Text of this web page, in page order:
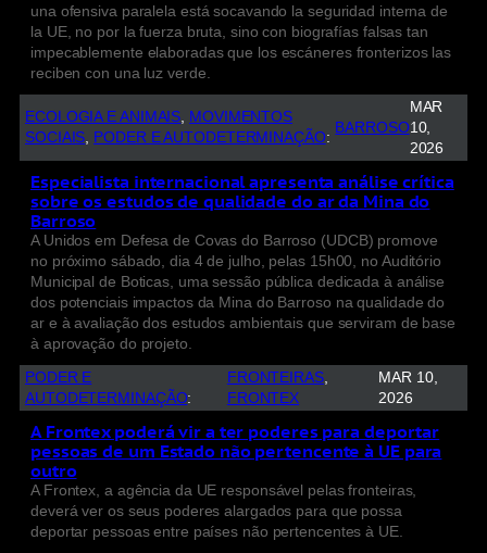
una ofensiva paralela está socavando la seguridad interna de
la UE, no por la fuerza bruta, sino con biografías falsas tan
impecablemente elaboradas que los escáneres fronterizos las
reciben con una luz verde.
ECOLOGIA E ANIMAIS, MOVIMENTOS
SOCIAIS, PODER E AUTODETERMINAÇÃO:
BARROSO
MAR
10,
2026
Especialista internacional apresenta análise crítica
sobre os estudos de qualidade do ar da Mina do
Barroso
A Unidos em Defesa de Covas do Barroso (UDCB) promove
no próximo sábado, dia 4 de julho, pelas 15h00, no Auditório
Municipal de Boticas, uma sessão pública dedicada à análise
dos potenciais impactos da Mina do Barroso na qualidade do
ar e à avaliação dos estudos ambientais que serviram de base
à aprovação do projeto.
PODER E
AUTODETERMINAÇÃO:
FRONTEIRAS
FRONTEX
MAR 10,
2026
A Frontex poderá vir a ter poderes para deportar
pessoas de um Estado não pertencente à UE para
outro
A Frontex, a agência da UE responsável pelas fronteiras,
deverá ver os seus poderes alargados para que possa
deportar pessoas entre países não pertencentes à UE.